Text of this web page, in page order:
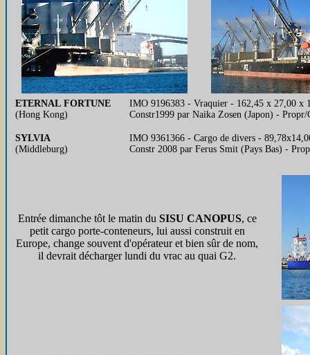
ETERNAL FORTUNE
(Hong Kong)
IMO 9196383 - Vraquier - 162,45 x 27,00 x
Constr1999 par Naika Zosen (Japon) -
SYLVIA
(Middleburg)
IMO 9361366 - Cargo de divers -
Constr 2008 par Ferus Smit (Pays Bas) -
Entrée dimanche tôt le matin du SISU CANOPUS, ce
petit cargo porte-conteneurs, lui aussi construit en
Europe, change souvent d'opérateur et bien sûr de nom,
il devrait décharger lundi du vrac au quai G2.